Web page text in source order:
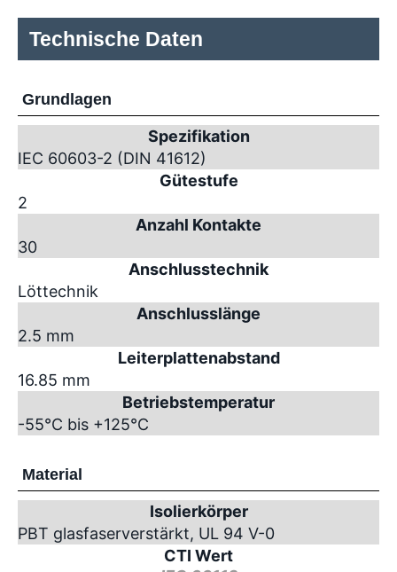
Technische Daten
Grundlagen
Spezifikation
IEC 60603-2 (DIN 41612)
Gütestufe
2
Anzahl Kontakte
30
Anschlusstechnik
Löttechnik
Anschlusslänge
2.5 mm
Leiterplattenabstand
16.85 mm
Betriebstemperatur
-55°C bis +125°C
Material
Isolierkörper
PBT glasfaserverstärkt, UL 94 V-0
CTI Wert